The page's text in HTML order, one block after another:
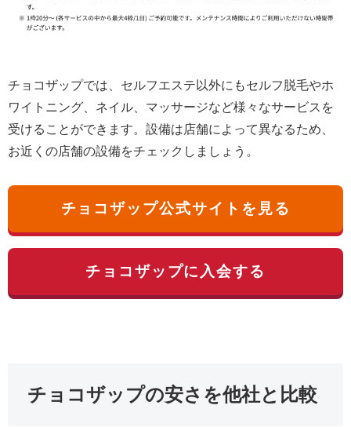
チョコザップでは、セルフエステ以外にもセルフ脱毛やホ
ワイトニング、ネイル、マッサージなど様々なサービスを
受けることができます。設備は店舗によって異なるため、
お近くの店舗の設備をチェックしましょう。
チョコザップ公式サイトを見る
チョコザップに入会する
チョコザップの安さを他社と比較